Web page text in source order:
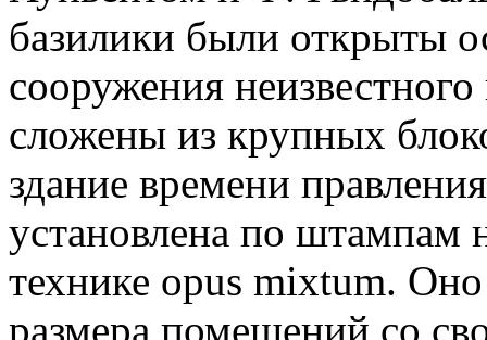
базилики были открыты
сооружения
сложены из крупных
здание времени
установлена по штампам
технике opus mixtum.
размера помещений со